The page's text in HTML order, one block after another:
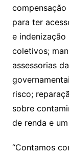
para ter
e
coletivos;
assessorias
risco;
sobre
de renda e
“Contamos